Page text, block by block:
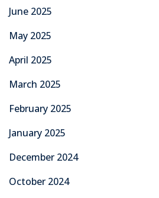
June 2025
May 2025
April 2025
March 2025
February 2025
January 2025
December 2024
October 2024